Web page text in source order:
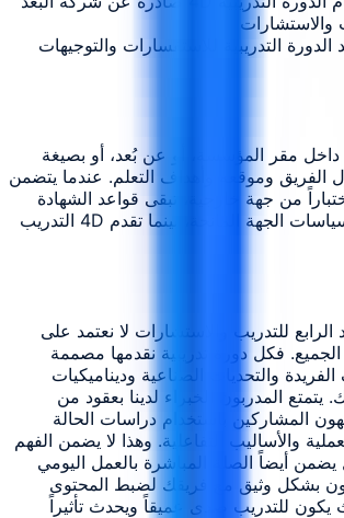
والاستشارات
التدريبية للاستفسارات والتوجيهات
داخل مقر المؤسسة، أو عن بُعد، أو بصيغة
وموقعه وأهداف التعلم. عندما يتضمن
من جهة خارجية، تبقى قواعد الشهادة
ورسومها خاضعة لسياسات الجهة المانحة، بينما تقدم 4D التدريب
للتدريب والاستشارات لا نعتمد على
فكل دورة تدريبية نقدمها مصممة
الفريدة والتحديات الصناعية وديناميكيات
المدربون الخبراء لدينا بعقود من
المشاركين باستخدام دراسات الحالة
والأساليب التفاعلية. وهذا لا يضمن الفهم
أيضاً الصلة المباشرة بالعمل اليومي
بشكل وثيق مع فريقك لضبط المحتوى
يكون للتدريب صدى عميقاً ويحدث تأثيراً